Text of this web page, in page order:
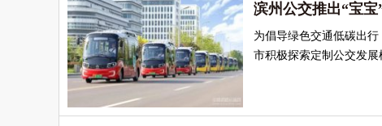
滨州公交推出“宝
为倡导绿色交通低碳出
市积极探索定制公交发